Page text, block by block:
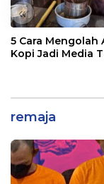
«
5 Cara Mengolah
Kopi Jadi Media
remaja